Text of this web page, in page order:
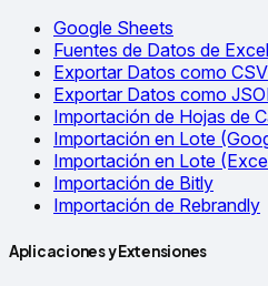
Google Sheets
Fuentes de Datos de Excel
Exportar Datos como CSV
Exportar Datos como
Importación de Hojas de
Importación en Lote
Importación en Lote
Importación de Bitly
Importación de Rebrandly
Aplicaciones y Extensiones